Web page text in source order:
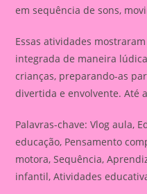
em sequência de sons,
Essas atividades
integrada de maneira
crianças, preparando-as
divertida e envolvente. Até
Palavras-chave: Vlog aula,
educação, Pensamento
motora, Sequência,
infantil, Atividades